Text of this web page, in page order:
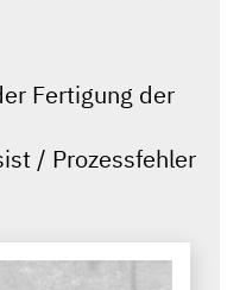
Fertigung der
/ Prozessfehler